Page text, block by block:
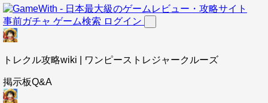
事前ガチャ ゲーム検索 ログイン
トレクル攻略wiki | ワンピーストレジャークルーズ
掲示板Q&A